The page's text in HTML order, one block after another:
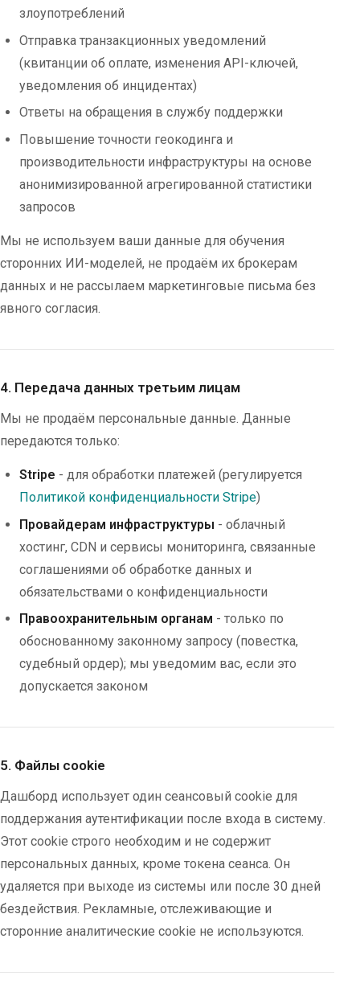
злоупотреблений
Отправка транзакционных уведомлений
(квитанции об оплате, изменения API-ключей,
уведомления об инцидентах)
Ответы на обращения в службу поддержки
Повышение точности геокодинга и
производительности инфраструктуры на основе
анонимизированной агрегированной статистики
запросов
Мы не используем ваши данные для обучения
сторонних ИИ-моделей, не продаём их брокерам
данных и не рассылаем маркетинговые письма без
явного согласия.
4. Передача данных третьим лицам
Мы не продаём персональные данные. Данные
передаются только:
Stripe - для обработки платежей (регулируется
Политикой конфиденциальности Stripe)
Провайдерам инфраструктуры - облачный
хостинг, CDN и сервисы мониторинга, связанные
соглашениями об обработке данных и
обязательствами о конфиденциальности
Правоохранительным органам - только по
обоснованному законному запросу (повестка,
судебный ордер); мы уведомим вас, если это
допускается законом
5. Файлы cookie
Дашборд использует один сеансовый cookie для
поддержания аутентификации после входа в систему.
Этот cookie строго необходим и не содержит
персональных данных, кроме токена сеанса. Он
удаляется при выходе из системы или после 30 дней
бездействия. Рекламные, отслеживающие и
сторонние аналитические cookie не используются.